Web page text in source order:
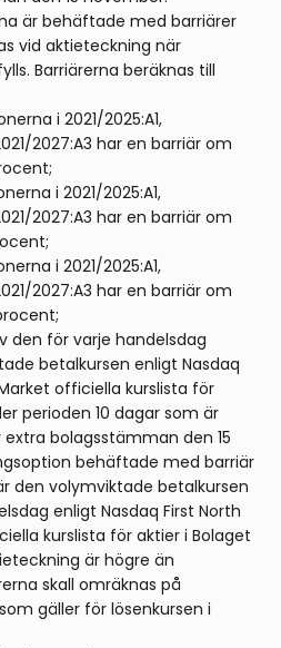
är behäftade med barriärer
vid aktieteckning när
Barriärerna beräknas till
i 2021/2025:A1,
2027:A3 har en barriär om
i 2021/2025:A1,
2027:A3 har en barriär om
i 2021/2025:A1,
2027:A3 har en barriär om
den för varje handelsdag
betalkursen enligt Nasdaq
officiella kurslista för
perioden 10 dagar som är
bolagsstämman den 15
behäftade med barriär
den volymviktade betalkursen
enligt Nasdaq First North
kurslista för aktier i Bolaget
är högre än
skall omräknas på
gäller för lösenkursen i